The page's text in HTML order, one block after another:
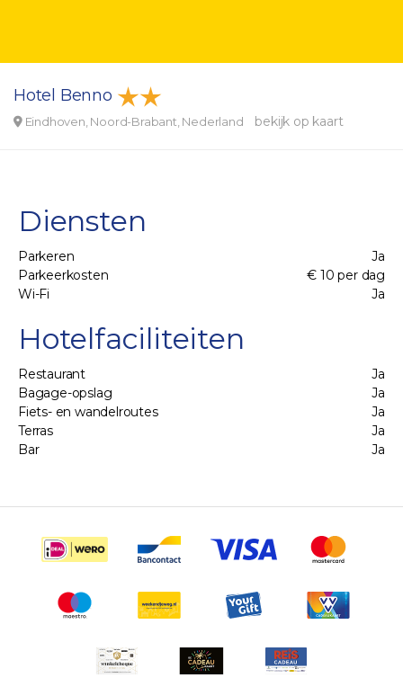
Hotel Benno
Eindhoven, Noord-Brabant, Nederland bekijk op kaart
Diensten
Parkeren
Ja
Parkeerkosten
€ 10 per dag
Wi-Fi
Ja
Hotelfaciliteiten
Restaurant
Ja
Bagage-opslag
Ja
Fiets- en wandelroutes
Ja
Terras
Ja
Bar
Ja